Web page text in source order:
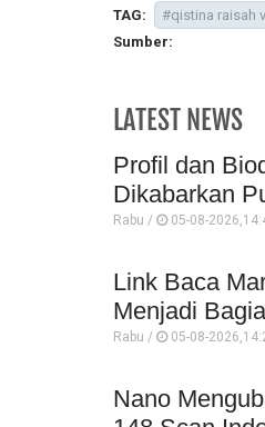
TAG:
#qistina raisah
Sumber:
LATEST NEWS
Profil dan
Dikabarkan
Rabu / 05-08-
Link Baca
Menjadi
Rabu / 05-08-
Nano